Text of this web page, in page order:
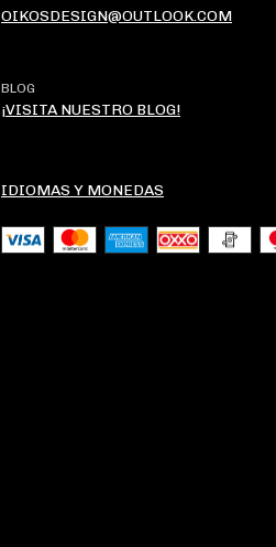
OIKOSDESIGN@OUTLOOK.COM
BLOG
¡VISITA NUESTRO BLOG!
IDIOMAS Y MONEDAS